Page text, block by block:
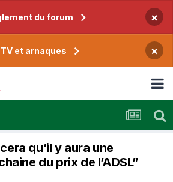
du forum ×
et arnaques ×
qu’il y aura une
du prix de l’ADSL”